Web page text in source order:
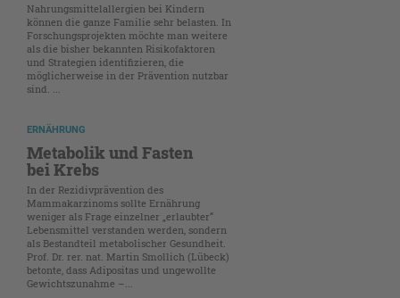
Nahrungsmittelallergien bei Kindern
können die ganze Familie sehr belasten. In
Forschungsprojekten möchte man weitere
als die bisher bekannten Risikofaktoren
und Strategien identifizieren, die
möglicherweise in der Prävention nutzbar
sind. ...
ERNÄHRUNG
Metabolik und Fasten
bei Krebs
In der Rezidivprävention des
Mammakarzinoms sollte Ernährung
weniger als Frage einzelner „erlaubter“
Lebensmittel verstanden werden, sondern
als Bestandteil metabolischer Gesundheit.
Prof. Dr. rer. nat. Martin Smollich (Lübeck)
betonte, dass Adipositas und ungewollte
Gewichtszunahme –...